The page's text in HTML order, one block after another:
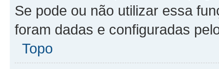
Se pode ou não utilizar essa
foram dadas e configuradas
Topo